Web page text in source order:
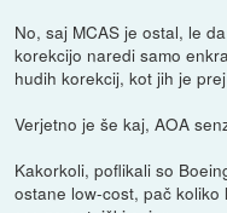
No, saj MCAS je ostal, le
korekcijo naredi samo
hudih korekcij, kot jih je
Verjetno je še kaj, AOA
Kakorkoli, poflikali so
ostane low-cost, pač